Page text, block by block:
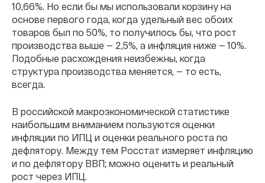
10,66%. Но если бы мы использовали корзину на
основе первого года, когда удельный вес обоих
товаров был по 50%, то получилось бы, что рост
производства выше — 2,5%, а инфляция ниже — 10%.
Подобные расхождения неизбежны, когда
структура производства меняется, — то есть,
всегда.
В российской макроэкономической статистике
наибольшим вниманием пользуются оценки
инфляции по ИПЦ и оценки реального роста по
дефлятору. Между тем Росстат измеряет инфляцию
и по дефлятору ВВП; можно оценить и реальный
рост через ИПЦ.